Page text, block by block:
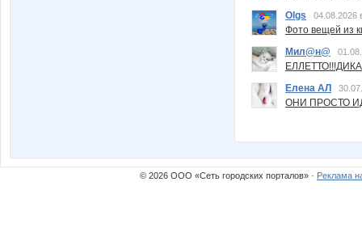
Olgs
04.08.2026
Фото вещей из
Мил@н@
Елена АЛ
ОНИ ПРОСТО
© 2026 ООО «Сеть городских порталов» · Реклама